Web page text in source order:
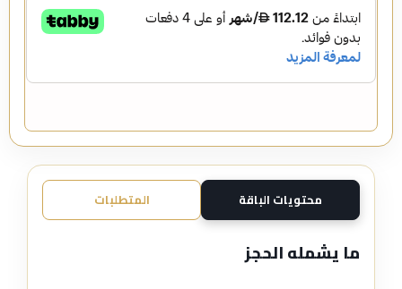
محتويات الباقة المتطلبات
ما يشمله الحجز